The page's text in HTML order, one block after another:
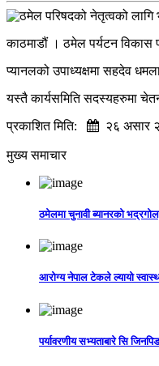
काठमाडौं । ठमेल पर्यटन विकास
प्यानलको उपाध्यक्षमा सहदेव
यस्तै कार्यसमिति सदस्यहरुमा
प्रकाशित मिति:
२६ असार
मुख्य समाचार
ठमेलमा चुनावी ब्यानरको
आरोग्य नेपाल टेकले ल्यायो
पर्यावरणीय सभ्यताबारे सि